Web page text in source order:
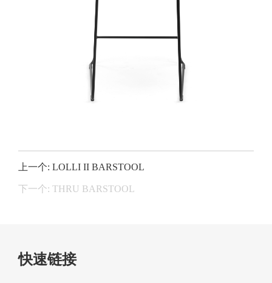
上一个: LOLLI II BARSTOOL
下一个: THRU BARSTOOL
快速链接